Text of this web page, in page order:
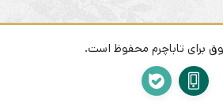
برای تاباچرم محفوظ است.